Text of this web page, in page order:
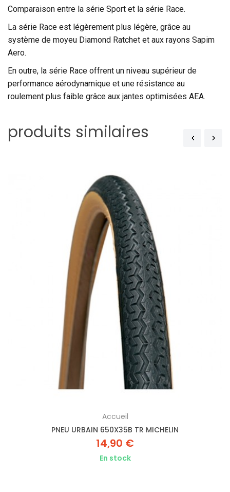
Comparaison entre la série Sport et la série Race.
La série Race est légèrement plus légère, grâce au
système de moyeu Diamond Ratchet et aux rayons Sapim
Aero.
En outre, la série Race offrent un niveau supérieur de
performance aérodynamique et une résistance au
roulement plus faible grâce aux jantes optimisées AEA.
produits similaires
Accueil
PNEU URBAIN 650X35B TR MICHELIN
14,90 €
En stock